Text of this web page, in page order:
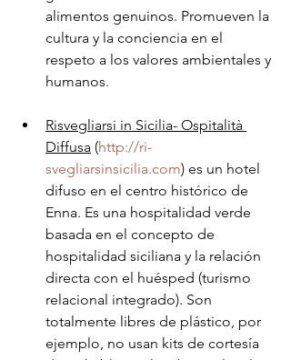
alimentos genuinos. Promueven la
cultura y la conciencia en el
respeto a los valores ambientales y
humanos.
Risvegliarsi in Sicilia- Ospitalità
Diffusa (http://ri-
svegliarsinsicilia.com) es un hotel
difuso en el centro histórico de
Enna. Es una hospitalidad verde
basada en el concepto de
hospitalidad siciliana y la relación
directa con el huésped (turismo
relacional integrado). Son
totalmente libres de plástico, por
ejemplo, no usan kits de cortesía